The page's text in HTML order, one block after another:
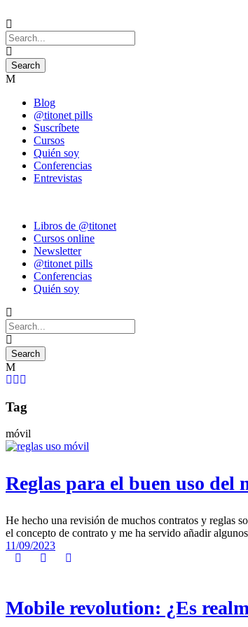
Blog
@titonet pills
Suscríbete
Cursos
Quién soy
Conferencias
Entrevistas
Libros de @titonet
Cursos online
Newsletter
@titonet pills
Conferencias
Quién soy
Tag
móvil
Reglas para el buen uso del
He hecho una revisión de muchos contratos y reglas
el concepto de contrato y me ha servido añadir
11/09/2023
Mobile revolution: ¿Es